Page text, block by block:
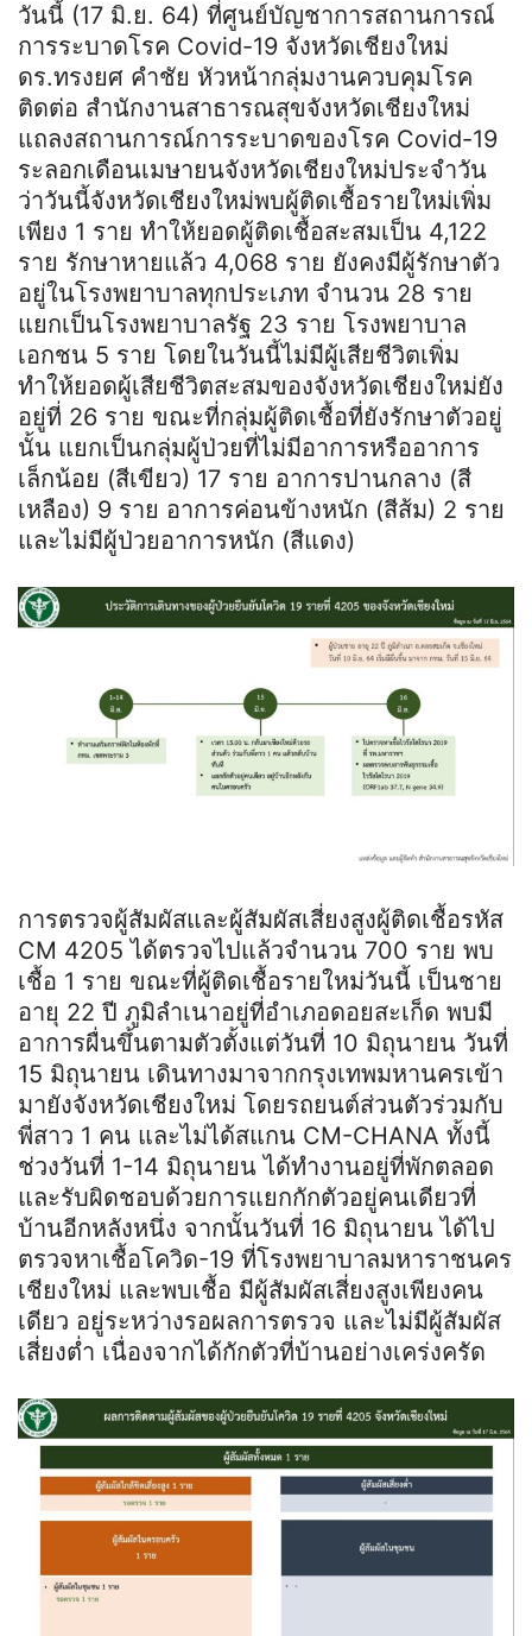
วันนี้ (17 มิ.ย. 64) ที่ศูนย์บัญชาการสถานการณ์
การระบาดโรค Covid-19 จังหวัดเชียงใหม่
ดร.ทรงยศ คำชัย หัวหน้ากลุ่มงานควบคุมโรค
ติดต่อ สำนักงานสาธารณสุขจังหวัดเชียงใหม่
แถลงสถานการณ์การระบาดของโรค Covid-19
ระลอกเดือนเมษายนจังหวัดเชียงใหม่ประจำวัน
ว่าวันนี้จังหวัดเชียงใหม่พบผู้ติดเชื้อรายใหม่เพิ่ม
เพียง 1 ราย ทำให้ยอดผู้ติดเชื้อสะสมเป็น 4,122
ราย รักษาหายแล้ว 4,068 ราย ยังคงมีผู้รักษาตัว
อยู่ในโรงพยาบาลทุกประเภท จำนวน 28 ราย
แยกเป็นโรงพยาบาลรัฐ 23 ราย โรงพยาบาล
เอกชน 5 ราย โดยในวันนี้ไม่มีผู้เสียชีวิตเพิ่ม
ทำให้ยอดผู้เสียชีวิตสะสมของจังหวัดเชียงใหม่ยัง
อยู่ที่ 26 ราย ขณะที่กลุ่มผู้ติดเชื้อที่ยังรักษาตัวอยู่
นั้น แยกเป็นกลุ่มผู้ป่วยที่ไม่มีอาการหรืออาการ
เล็กน้อย (สีเขียว) 17 ราย อาการปานกลาง (สี
เหลือง) 9 ราย อาการค่อนข้างหนัก (สีส้ม) 2 ราย
และไม่มีผู้ป่วยอาการหนัก (สีแดง)
การตรวจผู้สัมผัสและผู้สัมผัสเสี่ยงสูงผู้ติดเชื้อรหัส
CM 4205 ได้ตรวจไปแล้วจำนวน 700 ราย พบ
เชื้อ 1 ราย ขณะที่ผู้ติดเชื้อรายใหม่วันนี้ เป็นชาย
อายุ 22 ปี ภูมิลำเนาอยู่ที่อำเภอดอยสะเก็ด พบมี
อาการผื่นขึ้นตามตัวตั้งแต่วันที่ 10 มิถุนายน วันที่
15 มิถุนายน เดินทางมาจากกรุงเทพมหานครเข้า
มายังจังหวัดเชียงใหม่ โดยรถยนต์ส่วนตัวร่วมกับ
พี่สาว 1 คน และไม่ได้สแกน CM-CHANA ทั้งนี้
ช่วงวันที่ 1-14 มิถุนายน ได้ทำงานอยู่ที่พักตลอด
และรับผิดชอบด้วยการแยกกักตัวอยู่คนเดียวที่
บ้านอีกหลังหนึ่ง จากนั้นวันที่ 16 มิถุนายน ได้ไป
ตรวจหาเชื้อโควิด-19 ที่โรงพยาบาลมหาราชนคร
เชียงใหม่ และพบเชื้อ มีผู้สัมผัสเสี่ยงสูงเพียงคน
เดียว อยู่ระหว่างรอผลการตรวจ และไม่มีผู้สัมผัส
เสี่ยงต่ำ เนื่องจากได้กักตัวที่บ้านอย่างเคร่งครัด